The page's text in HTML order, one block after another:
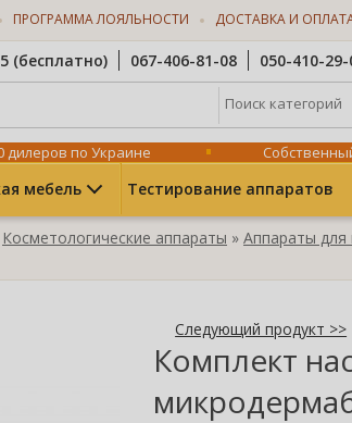
ПРОГРАММА ЛОЯЛЬНОСТИ ДОСТАВКА И
(бесплатно) 067-406-81-08 050-410-29-
Поиск категорий
дилеров по Украине
мебель Тестирование аппаратов
Косметологические аппараты » Аппараты для
Следующий продукт >>
Комплект